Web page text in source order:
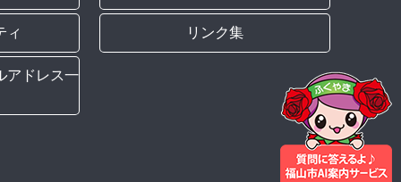
ィ リンク集
アドレス一